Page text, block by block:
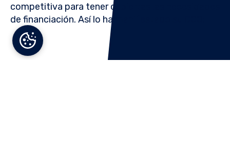
competitiva para tener cubiertas las necesidades
de financiación. Así lo ha manifestado